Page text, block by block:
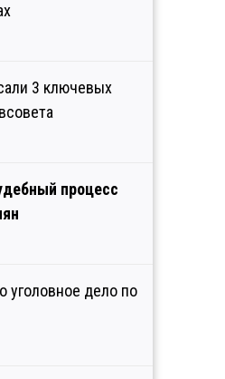
3 ключевых
процесс
уголовное дело по